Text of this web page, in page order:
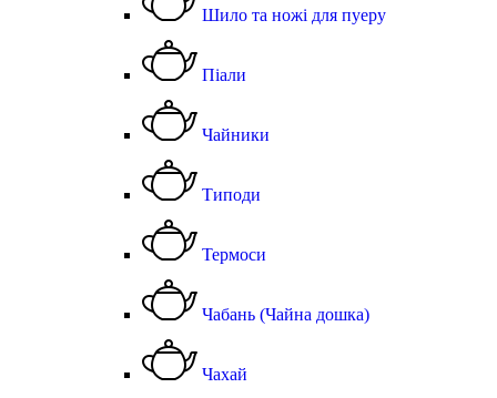
Шило та ножі для пуеру
Піали
Чайники
Типоди
Термоси
Чабань (Чайна дошка)
Чахай